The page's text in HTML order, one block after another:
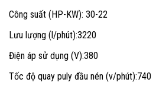
Công suất (HP-KW): 30-22
Lưu lượng (l/phút):3220
Điện áp sử dụng (V):380
Tốc độ quay puly đầu nén (v/phút):740